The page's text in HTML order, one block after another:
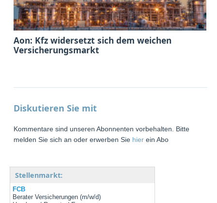
Aon: Kfz widersetzt sich dem weichen
Versicherungsmarkt
Diskutieren Sie mit
Kommentare sind unseren Abonnenten vorbehalten. Bitte
melden Sie sich an oder erwerben Sie hier ein Abo
Stellenmarkt:
FCB
Berater Versicherungen (m/w/d)